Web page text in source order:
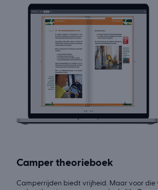
Camper theorieboek
Camperrijden biedt vrijheid. Maar voor die